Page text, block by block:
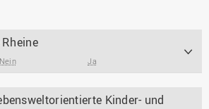
Nein Ja
Kinder- und